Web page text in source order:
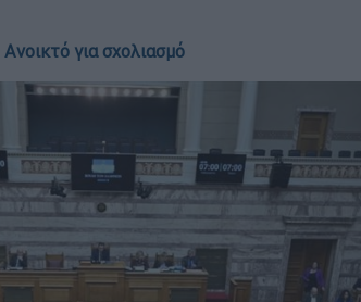
Ανοικτό για σχολιασμό